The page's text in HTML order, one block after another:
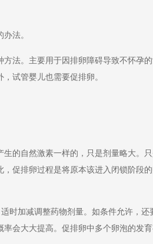
法。
。主要用于因排卵障碍导致不怀孕
试管婴儿也需要促排卵。
自然激素一样的，只是剂量略大。
促排卵过程是将原本该进入闭锁阶段
加减调整药物剂量。如条件允许，还
会大大提高。促排卵中多个卵泡的发